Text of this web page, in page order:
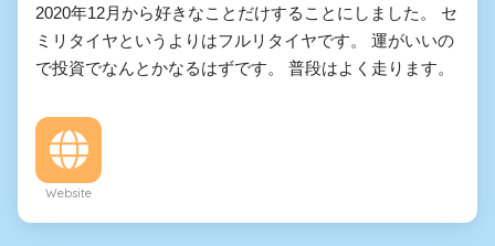
2020年12月から好きなことだけすることにしました。 セ
ミリタイヤというよりはフルリタイヤです。 運がいいの
で投資でなんとかなるはずです。 普段はよく走ります。
Website